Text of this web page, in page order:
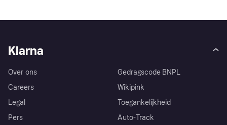
Klarna
Over ons
Careers
Legal
Pers
Gedragscode BNPL
Wikipink
Toegankelijkheid
Auto-Track